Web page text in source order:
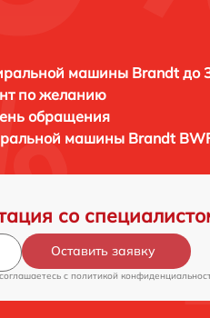
машины Brandt до
по желанию
обращения
машины Brandt
со
Оставить заявку
c политикой